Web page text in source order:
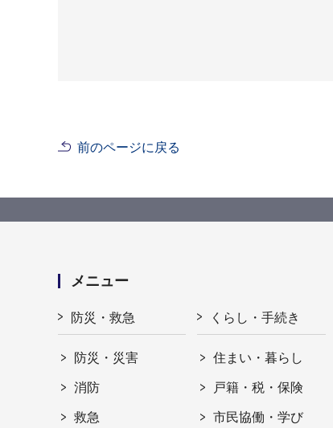
前のページに戻る
メニュー
防災・救急
防災・災害
消防
救急
くらし・手続き
住まい・暮らし
戸籍・税・保険
市民協働・学び